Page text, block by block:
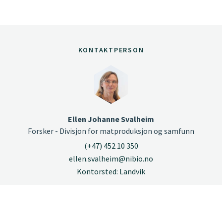
KONTAKTPERSON
Ellen Johanne Svalheim
Forsker - Divisjon for matproduksjon og samfunn
(+47) 452 10 350
ellen.svalheim@nibio.no
Kontorsted: Landvik